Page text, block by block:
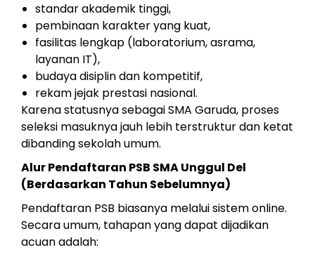
standar akademik tinggi,
pembinaan karakter yang kuat,
fasilitas lengkap (laboratorium, asrama,
layanan IT),
budaya disiplin dan kompetitif,
rekam jejak prestasi nasional.
Karena statusnya sebagai SMA Garuda, proses
seleksi masuknya jauh lebih terstruktur dan ketat
dibanding sekolah umum.
Alur Pendaftaran PSB SMA Unggul Del
(Berdasarkan Tahun Sebelumnya)
Pendaftaran PSB biasanya melalui sistem online.
Secara umum, tahapan yang dapat dijadikan
acuan adalah: